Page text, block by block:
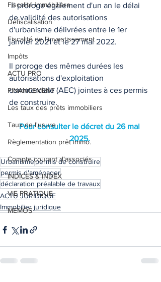
Fiscalité immobilière
Défiscalisation
Fiscalité de l'investissement
Impôts
ACTU PRO
FINANCEMENT
Les taux des prêts immobiliers
Taux de l'usure
Règlementation prêt immo.
Compte courant d'associés
INDICES & INDEX
VIE PRATIQUE
MEMOS
Il proroge également d'un an le délai
de validité des autorisations
d'urbanisme délivrées entre le 1er
janvier 2021 et le 27 mai 2022.
Il proroge des mêmes durées les
autorisations d'exploitation
commerciale (AEC) jointes à ces permis
de construire.
Pour consulter le décret du 26 mai
2025.
Urbanismepermis de construire
permis d'aménager
déclaration préalable de travaux
ACTU JURIDIQUE
Immobilier juridique